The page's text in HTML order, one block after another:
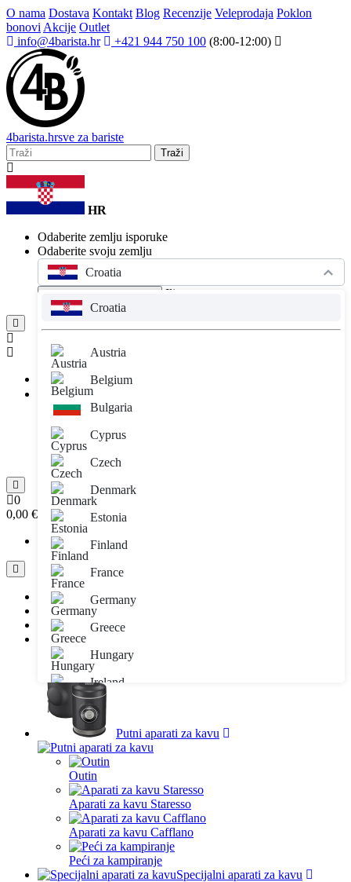
O nama Dostava Kontakt Blog Recenzije Veleprodaja Poklon
bonovi Akcije Outlet
info@4barista.hr
+421 944 750 100 (8:00-12:00)
4barista.hrsve za bariste
Traži
HR
Odaberite zemlju isporuke
Odaberite svoju zemlju
Croatia
Croatia
Austria
Belgium
Bulgaria
Cyprus
Czech
Denmark
Estonia
Finland
France
Germany
Greece
Hungary
Ireland
Italy
Latvia
Lichtenstein
Lithuania
Luxembourg
Malta
Netherlands
Ili
Prijava
Zaboravljena lozinka
Registracija
0
0,00 €
Vaša košarica je prazna!!
Sve kategorije
Brendovi
Informacije
Blog
Putni aparati za kavu
Outin
Aparati za kavu Staresso
Aparati za kavu Cafflano
Peći za kampiranje
Specijalni aparati za kavu